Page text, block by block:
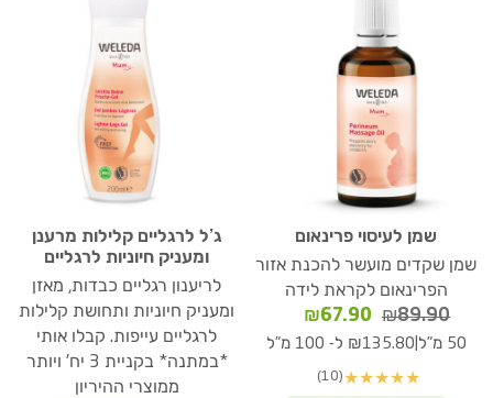
שמן לעיסוי פרינאום
שמן שקדים מועשר להכנת אזור
הפרינאום לקראת לידה
₪89.90
המחיר
המקורי
₪89.90.
₪67.90
המחיר
הנוכחי
50 מ"ל ₪135.80 ל- 100 מ"ל
★
★
★
★
★
(10)
ג’ל לרגליים קלילות מרענן
ומעניק חיוניות לרגליים
לריענון רגליים כבדות, מאזן
ומעניק חיוניות ותחושת קלילות
לרגליים עייפות. קבלו אותי
*במתנה* בקניית 3 יח' ויותר
ממוצרי ההיריון